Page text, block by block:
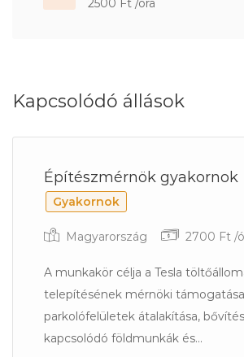
2500 Ft /óra
Kapcsolódó állások
Építészmérnök gyakornok
Gyakornok
Magyarország 2700 Ft /
A munkakör célja a Tesla
telepítésének mérnöki
parkolófelületek átalakítása,
kapcsolódó földmunkák és...